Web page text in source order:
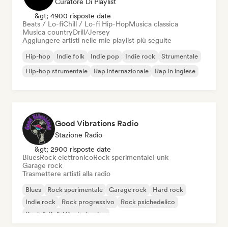
&gt; 4900 risposte date
Beats / Lo-fiChill / Lo-fi Hip-HopMusica classica
Musica countryDrill/Jersey
Aggiungere artisti nelle mie playlist più seguite
Hip-hop Indie folk Indie pop Indie rock
Strumentale
Hip-hop strumentale
Rap internazionale Rap in inglese
Good Vibrations Radio
Stazione Radio
&gt; 2900 risposte date
BluesRock elettronicoRock sperimentaleFunk
Garage rock
Trasmettere artisti alla radio
Blues Rock sperimentale Garage rock
Hard rock
Indie rock
Rock progressivo
Rock psichedelico
Rock & Roll / Rock classico